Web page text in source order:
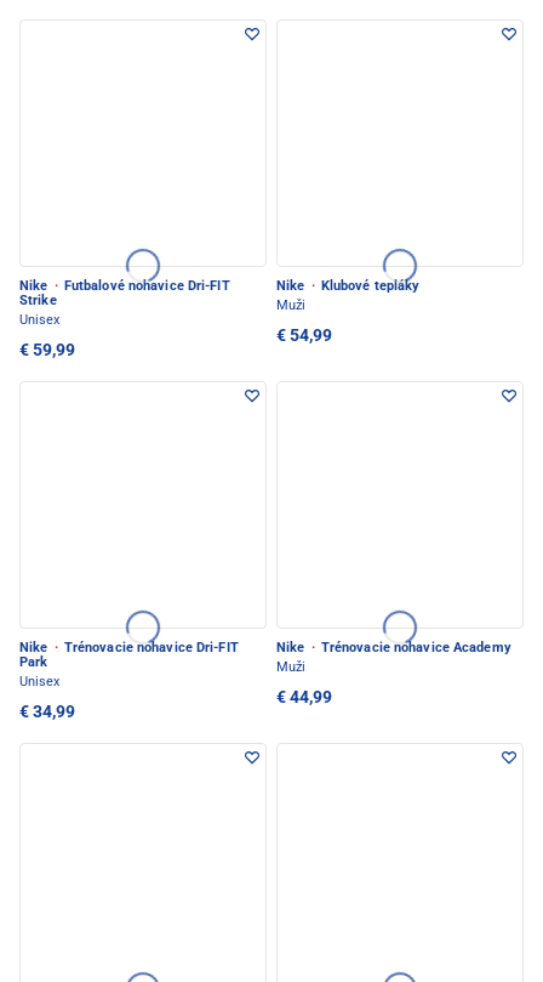
Nike · Futbalové nohavice Dri-FIT
Strike
Unisex
€ 59,99
Nike · Klubové tepláky
Muži
€ 54,99
Nike · Trénovacie nohavice Dri-FIT
Park
Unisex
€ 34,99
Nike · Trénovacie nohavice Academy
Muži
€ 44,99